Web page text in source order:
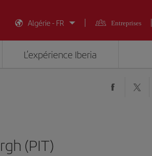
Algérie - FR
Entreprises
L’expérience Iberia
(PIT)